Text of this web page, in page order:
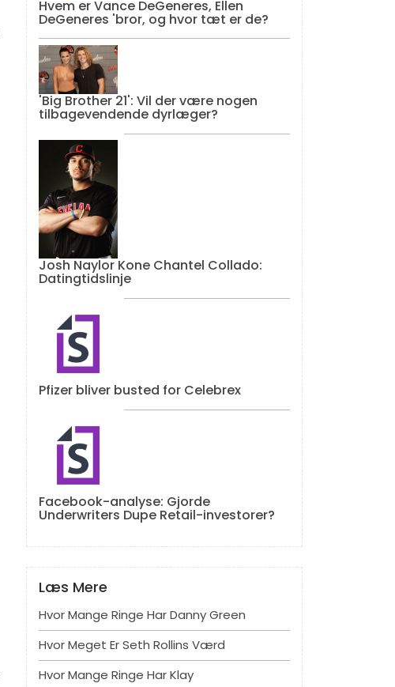
Hvem er Vance DeGeneres, Ellen
DeGeneres 'bror, og hvor tæt er de?
'Big Brother 21': Vil der være nogen
tilbagevendende dyrlæger?
Josh Naylor Kone Chantel Collado:
Datingtidslinje
Pfizer bliver busted for Celebrex
Facebook-analyse: Gjorde
Underwriters Dupe Retail-investorer?
Læs Mere
Hvor Mange Ringe Har Danny Green
Hvor Meget Er Seth Rollins Værd
Hvor Mange Ringe Har Klay